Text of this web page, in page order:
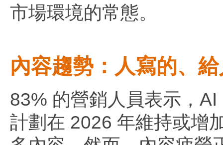
市場環境的常態。
內容趨勢：人寫的、
83% 的營銷人員表示，
計劃在 2026 年維持或增